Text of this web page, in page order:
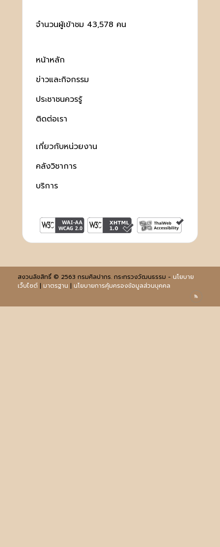
จำนวนผู้เข้าชม 43,578 คน
หน้าหลัก
ข่าวและกิจกรรม
ประชาชนควรรู้
ติดต่อเรา
เกี่ยวกับหน่วยงาน
คลังวิชาการ
บริการ
สงวนลิขสิทธิ์ © 2563 กรมศิลปากร. กระทรวงวัฒนธรรม - นโยบาย
เว็บไซต์| มาตรฐาน | นโยบายการคุ้มครองข้อมูลส่วนบุคคล